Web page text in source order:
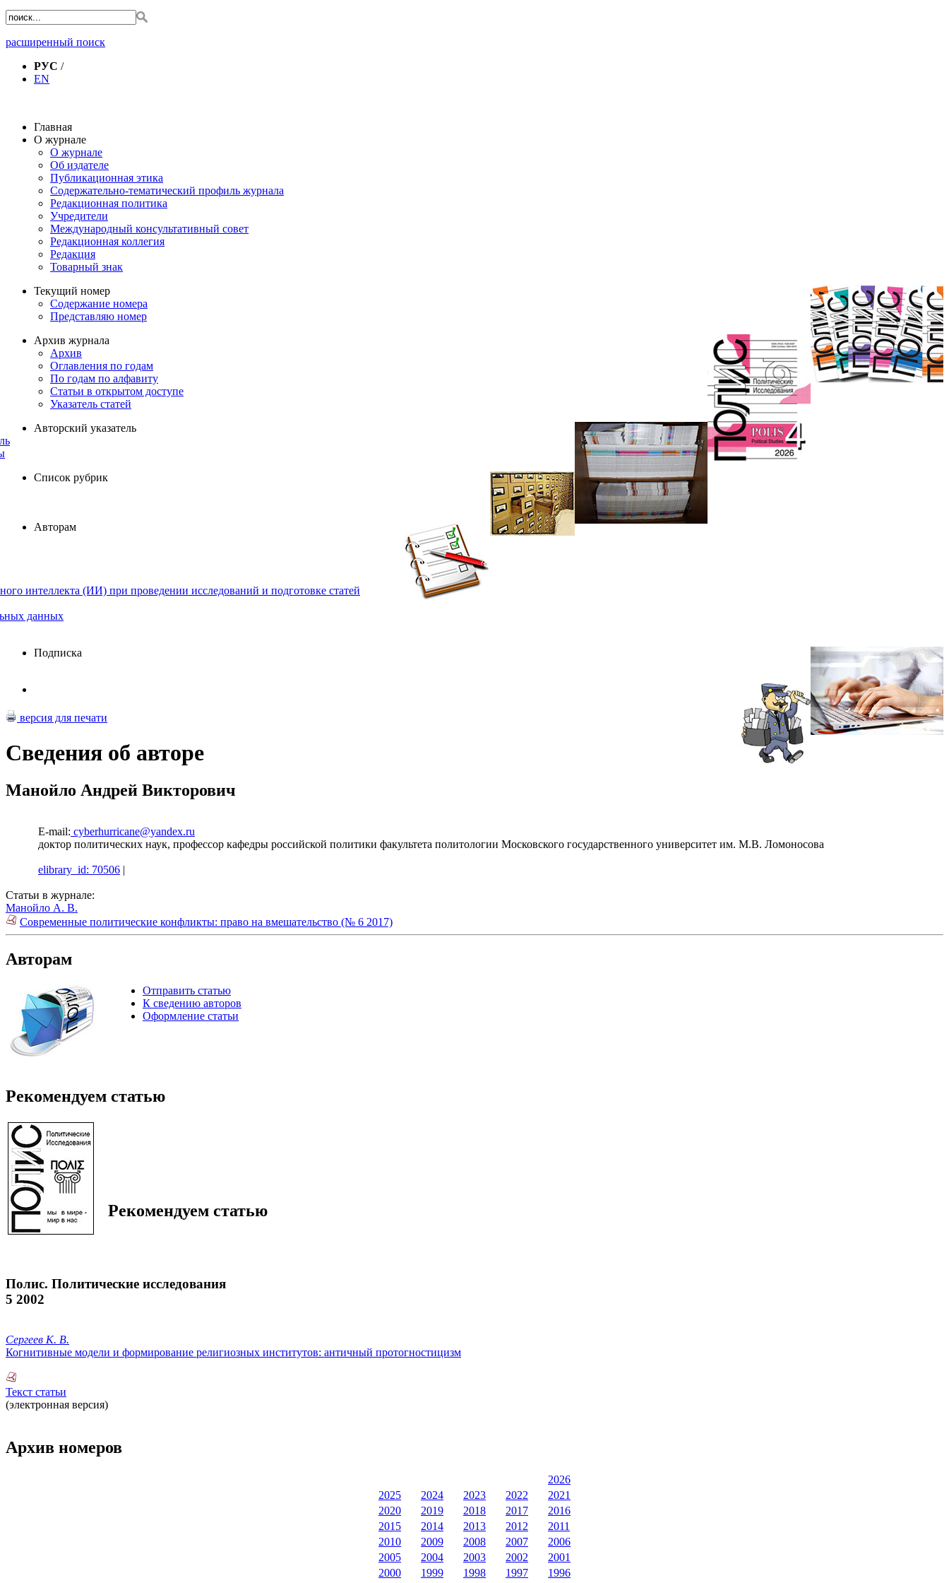
расширенный поиск
РУС /
EN
Главная
О журнале
О журнале
Об издателе
Публикационная этика
Содержательно-тематический профиль журнала
Редакционная политика
Учредители
Международный консультативный совет
Редакционная коллегия
Редакция
Товарный знак
Текущий номер
Содержание номера
Представляю номер
Архив журнала
Архив
Оглавления по годам
По годам по алфавиту
Статьи в открытом доступе
Указатель статей
Авторский указатель
Список рубрик
Авторам
интеллекта (ИИ) при проведении исследований и подготовке статей
данных
Подписка
версия для печати
Сведения об авторе
Манойло Андрей Викторович
E-mail: cyberhurricane@yandex.ru
доктор политических наук, профессор кафедры российской политики факультета политологии Московского государственного университет им. М.В. Ломоносова
elibrary_id: 70506 |
Статьи в журнале:
Манойло А. В.
Современные политические конфликты: право на вмешательство (№ 6 2017)
Авторам
Отправить статью
К сведению авторов
Оформление статьи
Рекомендуем статью
Рекомендуем статью
Полис. Политические исследования
5 2002
Сергеев К. В.
Когнитивные модели и формирование религиозных институтов: античный протогностицизм
Текст статьи
(электронная версия)
Архив номеров
2026
2025
2024 2023 2022
2021
2020
2019 2018 2017
2016
2015
2014 2013 2012
2011
2010
2009 2008 2007
2006
2005
2004 2003 2002
2001
2000
1999 1998 1997
1996